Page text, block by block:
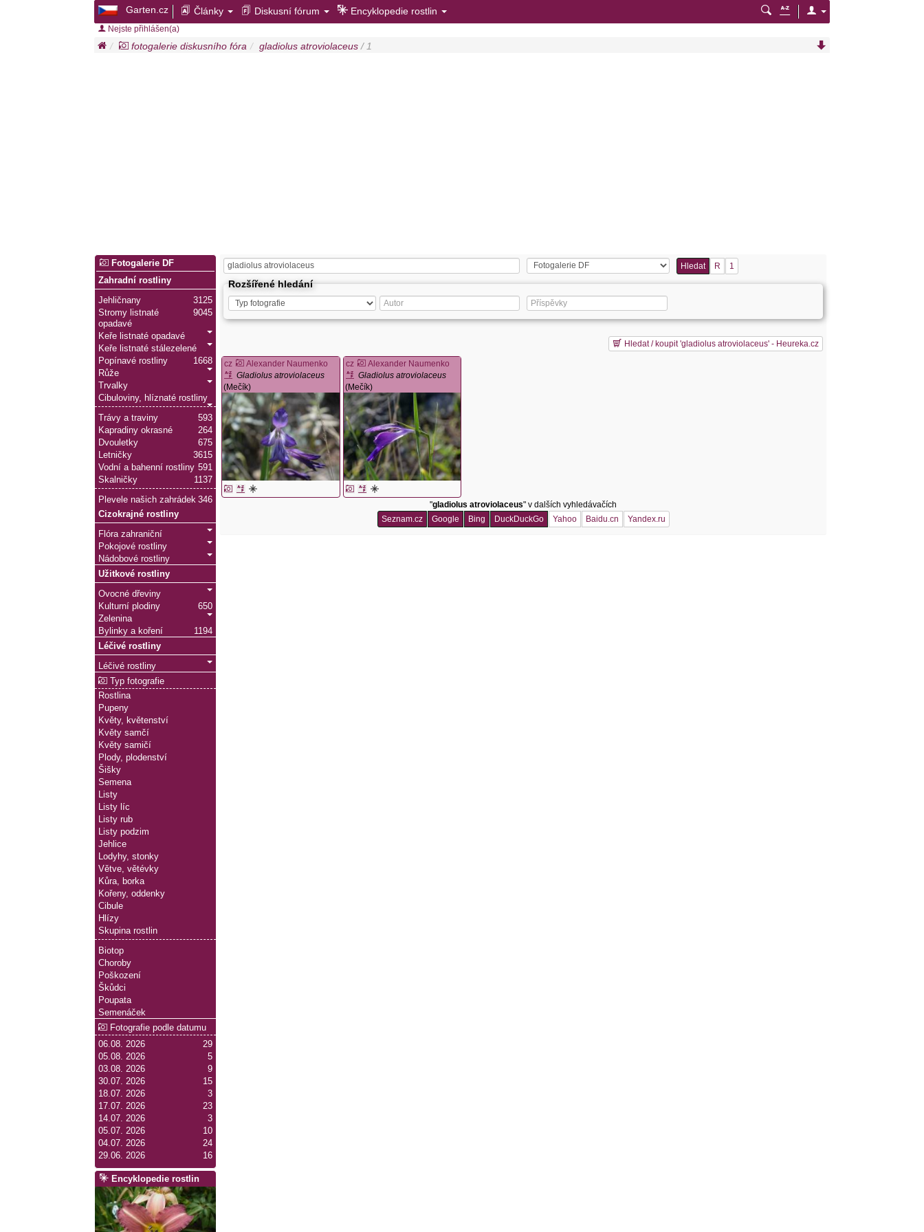
Garten.cz Články Diskusní fórum Encyklopedie rostlin
Nejste přihlášen(a)
fotogalerie diskusního fóra gladiolus atroviolaceus / 1
Hledat R 1
Rozšířené hledání
Hledat / koupit 'gladiolus atroviolaceus' - Heureka.cz
cz
Alexander Naumenko
Gladiolus atroviolaceus
(Mečík)
cz
Alexander Naumenko
Gladiolus atroviolaceus
(Mečík)
"gladiolus atroviolaceus" v dalších vyhledávačích
Seznam.cz
Google Bing DuckDuckGo Yahoo Baidu.cn Yandex.ru
Fotogalerie DF
Zahradní rostliny
3125
Jehličnany
9045
Stromy listnaté
opadavé
Keře listnaté opadavé
Keře listnaté stálezelené
1668
Popínavé rostliny
Růže
Trvalky
Cibuloviny, hlíznaté rostliny
593
Trávy a traviny
264
Kapradiny okrasné
675
Dvouletky
3615
Letničky
591
Vodní a bahenní rostliny
1137
Skalničky
346
Plevele našich zahrádek
Cizokrajné rostliny
Flóra zahraniční
Pokojové rostliny
Nádobové rostliny
Užitkové rostliny
Ovocné dřeviny
650
Kulturní plodiny
Zelenina
1194
Bylinky a koření
Léčivé rostliny
Léčivé rostliny
Typ fotografie
Rostlina
Pupeny
Květy, květenství
Květy samčí
Květy samičí
Plody, plodenství
Šišky
Semena
Listy
Listy líc
Listy rub
Listy podzim
Jehlice
Lodyhy, stonky
Větve, větévky
Kůra, borka
Kořeny, oddenky
Cibule
Hlízy
Skupina rostlin
Biotop
Choroby
Poškození
Škůdci
Poupata
Semenáček
Fotografie podle datumu
29
06.08. 2026
5
05.08. 2026
9
03.08. 2026
15
30.07. 2026
3
18.07. 2026
23
17.07. 2026
3
14.07. 2026
10
05.07. 2026
24
04.07. 2026
16
29.06. 2026
Encyklopedie rostlin